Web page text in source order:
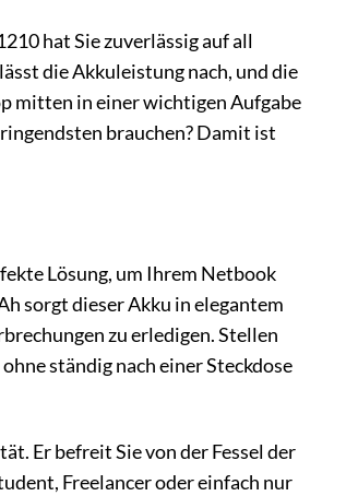
hat Sie zuverlässig auf all
die Akkuleistung nach, und die
mitten in einer wichtigen Aufgabe
brauchen? Damit ist
Lösung, um Ihrem Netbook
sorgt dieser Akku in elegantem
zu erledigen. Stellen
ständig nach einer Steckdose
Er befreit Sie von der Fessel der
Freelancer oder einfach nur